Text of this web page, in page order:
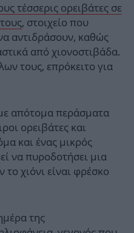
τέσσερις ορειβάτες σε
, στοιχείο που
αντιδράσουν, καθώς
από χιονοστιβάδα.
τους, επρόκειτο για
απότομα περάσματα
ορειβάτες και
και ένας μικρός
να πυροδοτήσει μια
χιόνι είναι φρέσκο
της